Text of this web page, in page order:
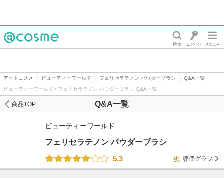
アットコスメ ビューティーワールド フェリセラテノン パウダーブラシ
Q&A一覧
ビューティーワールド / フェリセラテノン パウダーブラシ Q&A一覧
Q&A一覧
商品TOP
ビューティーワールド
フェリセラテノン パウダーブラシ
5.3
評価グラフ